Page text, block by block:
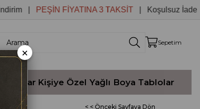
|PEŞİN FİYATINA 3 TAKSİT| Koşulsuz İade
Sepetim
Boyalar Kişiye Özel Yağlı Boya Tablolar
< < Önceki Sayfaya Dön
×